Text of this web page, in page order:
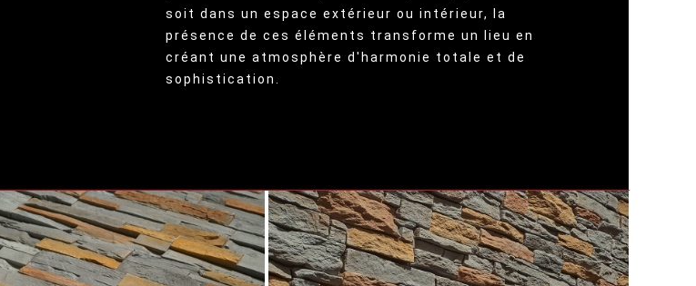
soit dans un espace extérieur ou intérieur, la
présence de ces éléments transforme un lieu en
créant une atmosphère d'harmonie totale et de
sophistication.